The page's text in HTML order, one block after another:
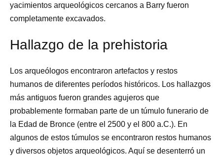
yacimientos arqueológicos cercanos a Barry fueron
completamente excavados.
Hallazgo de la prehistoria
Los arqueólogos encontraron artefactos y restos
humanos de diferentes períodos históricos. Los hallazgos
más antiguos fueron grandes agujeros que
probablemente formaban parte de un túmulo funerario de
la Edad de Bronce (entre el 2500 y el 800 a.C.). En
algunos de estos túmulos se encontraron restos humanos
y diversos objetos arqueológicos. Aquí se desenterró un